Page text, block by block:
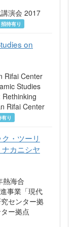
演会 2017
招待有り
on
Rifai Center
Studies
Rifai Center
り
・ツーリ
カニシヤ
熱海合
事業「現代
センター拠
ー拠点